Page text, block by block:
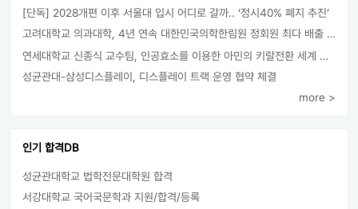
[단독] 2028개편 이후 서울대 입시 어디로 갈까.. ‘정시40% 폐지 추진’
고려대학교 의과대학, 4년 연속 대한민국의학한림원 정회원 최다 배출 外
연세대학교 신종식 교수팀, 인공효소를 이용한 아민의 키랄전환 세계 최초로 성공
성균관대-삼성디스플레이, 디스플레이 트랙 운영 협약 체결
more >
인기 합격DB
성균관대학교 법학전문대학원 합격
서강대학교 국어국문학과 지원/합격/등록